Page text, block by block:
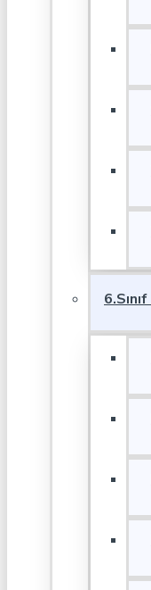
6.Sınıf